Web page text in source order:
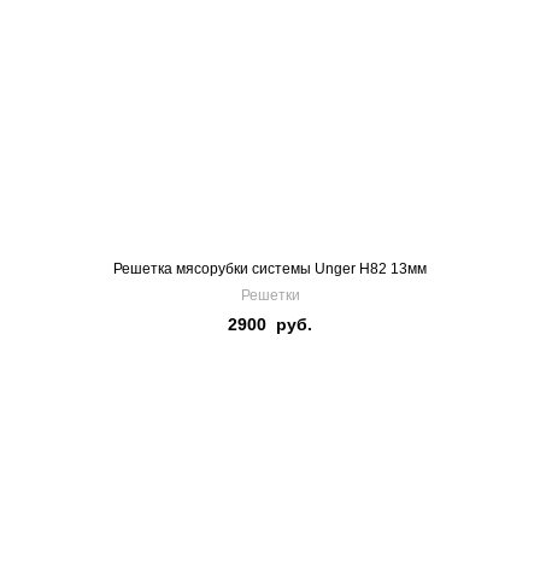
Решетка мясорубки системы Unger H82 13мм
Решетки
2900 руб.